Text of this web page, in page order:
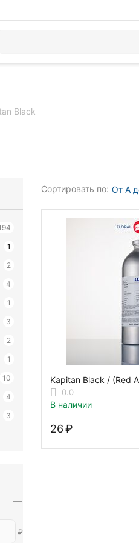
Black
Сортировать по: От А
Kapitan Black / (Red
0.0
В наличии
‍26‍ ₽
1
2
4
1
3
2
1
10
4
3
₽